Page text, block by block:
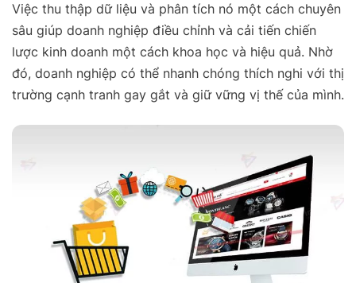
Việc thu thập dữ liệu và phân tích nó một cách chuyên
sâu giúp doanh nghiệp điều chỉnh và cải tiến chiến
lược kinh doanh một cách khoa học và hiệu quả. Nhờ
đó, doanh nghiệp có thể nhanh chóng thích nghi với thị
trường cạnh tranh gay gắt và giữ vững vị thế của mình.